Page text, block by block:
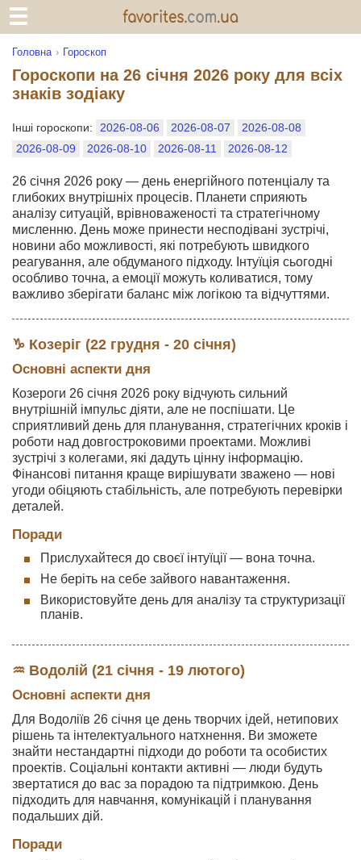
Головна Гороскоп
Гороскопи на 26 січня 2026 року для всіх
знаків зодіаку
Інші гороскопи: 2026-08-06 2026-08-07
2026-08-08
2026-08-09
2026-08-10 2026-08-11 2026-08-12
26 січня 2026 року — день енергійного потенціалу та
глибоких внутрішніх процесів. Планети сприяють
аналізу ситуацій, врівноваженості та стратегічному
мисленню. День може принести несподівані зустрічі,
новини або можливості, які потребують швидкого
реагування, але обдуманого підходу. Інтуїція сьогодні
особливо точна, а емоції можуть коливатися, тому
важливо зберігати баланс між логікою та відчуттями.
♑ Козеріг (22 грудня - 20 січня)
Основні аспекти дня
Козероги 26 січня 2026 року відчують сильний
внутрішній імпульс діяти, але не поспішати. Це
сприятливий день для планування, стратегічних кроків і
роботи над довгостроковими проектами. Можливі
зустрічі з колегами, які дадуть цінну інформацію.
Фінансові питання краще вирішувати зважено — нові
угоди обіцяють стабільність, але потребують перевірки
деталей.
Поради
Прислухайтеся до своєї інтуїції — вона точна.
Не беріть на себе зайвого навантаження.
Використовуйте день для аналізу та структуризації
планів.
♒ Водолій (21 січня - 19 лютого)
Основні аспекти дня
Для Водоліїв 26 січня це день творчих ідей, нетипових
рішень та інтелектуального натхнення. Ви зможете
знайти нестандартні підходи до роботи та особистих
проектів. Соціальні контакти активні — люди будуть
звертатися до вас за порадою та підтримкою. День
підходить для навчання, комунікацій і планування
подальших дій.
Поради